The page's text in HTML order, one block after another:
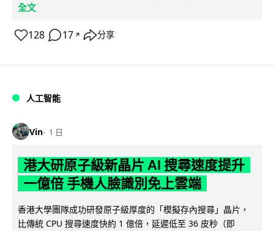
全文
128 17 ↗ 分享
人工智能
Vin 1 日
港大研原子級新晶片 AI 搜尋速度提升
一億倍 手機人臉識別免上雲端
香港大學團隊成功研發原子級厚度的「模擬存內搜尋」晶片，
比傳統 CPU 搜尋速度快約 1 億倍，延遲低至 36 皮秒（即